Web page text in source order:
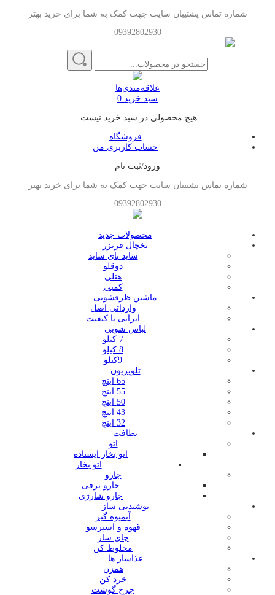
شماره تماس پشتیبان سایت جهت کمک به شما برای خرید بهتر
09392802930
علاقه‌مندی‌ها
سبد خرید 0
هیچ محصولی در سبد خرید نیست.
فروشگاه
حساب کاربری من
ورود/ثبت نام
شماره تماس پشتیبان سایت جهت کمک به شما برای خرید بهتر
09392802930
محصولات جدید
یخچال فریزر
ساید بای ساید
دوقلو
هتلی
کمبی
ماشین ظرفشویی
وارداتی اصل
ایرانی با کیفیت
لباس شویی
7 کیلو
8 کیلو
9کیلو
تلویزیون
65 اینچ
55 اینچ
50 اینچ
43 اینچ
32 اینچ
نظافت
اتو
اتو بخار ایستاده
اتو بخار
جارو
جارو برقی
جارو شارژی
نوشیدنی ساز
آبمیوه گیر
قهوه و اسپرسو
چای ساز
مخلوط کن
غذاساز ها
همزن
خرد کن
چرخ گوشت